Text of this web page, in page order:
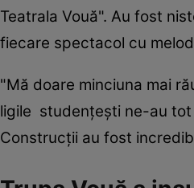
Teatrala Vouă". Au fost
fiecare spectacol cu
"Mă doare minciuna mai
ligile studențești ne-au tot
Construcții au fost